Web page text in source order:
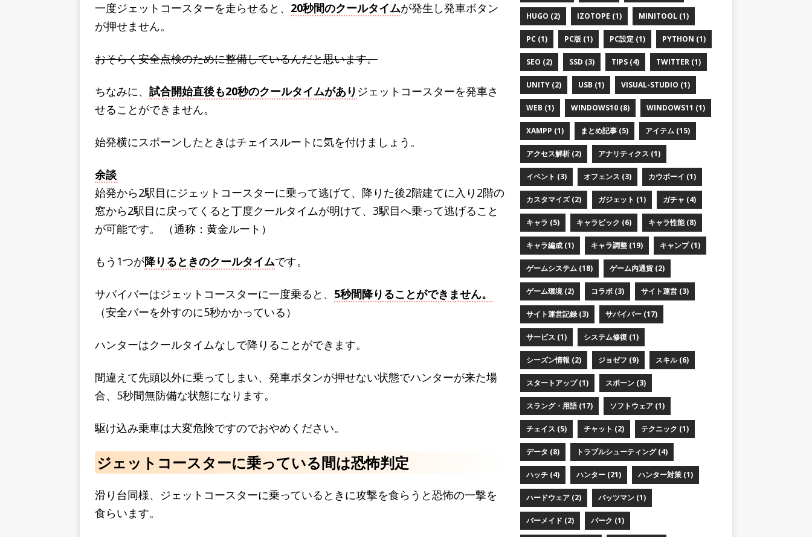
一度ジェットコースターを走らせると、 20秒間のクールタイムが発生し発車ボタン
が押せません。
おそらく安全点検のために整備しているんだと思います。
ちなみに、 試合開始直後も20秒のクールタイムがあり ジェットコースターを発車さ
せることができません。
始発横にスポーンしたときはチェイスルートに気を付けましょう。
余談
始発から2駅目にジェットコースターに乗って逃げて、降りた後2階建てに入り2階の
窓から2駅目に戻ってくると丁度クールタイムが明けて、3駅目へ乗って逃げること
が可能です。 （通称：黄金ルート）
もう1つが降りるときのクールタイムです。
サバイバーはジェットコースターに一度乗ると、 5秒間降りることができません。
（安全バーを外すのに5秒かかっている）
ハンターはクールタイムなしで降りることができます。
間違えて先頭以外に乗ってしまい、発車ボタンが押せない状態でハンターが来た場
合、5秒間無防備な状態になります。
駆け込み乗車は大変危険ですのでおやめください。
ジェットコースターに乗っている間は恐怖判定
滑り台同様、ジェットコースターに乗っているときに攻撃を食らうと恐怖の一撃を
食らいます。
HUGO (2) IZOTOPE (1) MINITOOL (1)
PC (1) PC版 (1) PC設定 (1) PYTHON (1)
SEO (2) SSD (3) TIPS (4) TWITTER (1)
UNITY (2) USB (1) VISUAL-STUDIO (1)
WEB (1) WINDOWS10 (8) WINDOWS11 (1)
XAMPP (1) まとめ記事 (5) アイテム (15)
アクセス解析 (2) アナリティクス (1)
イベント (3) オフェンス (3) カウボーイ (1)
カスタマイズ (2) ガジェット (1) ガチャ (4)
キャラ (5) キャラピック (6) キャラ性能 (8)
キャラ編成 (1) キャラ調整 (19) キャンプ (1)
ゲームシステム (18) ゲーム内通貨 (2)
ゲーム環境 (2) コラボ (3) サイト運営 (3)
サイト運営記録 (3) サバイバー (17)
サービス (1) システム修復 (1)
シーズン情報 (2) ジョゼフ (9) スキル (6)
スタートアップ (1) スポーン (3)
スラング・用語 (17) ソフトウェア (1)
チェイス (5) チャット (2) テクニック (1)
データ (8) トラブルシューティング (4)
ハッチ (4) ハンター (21) ハンター対策 (1)
ハードウェア (2) バッツマン (1)
バーメイド (2) パーク (1)